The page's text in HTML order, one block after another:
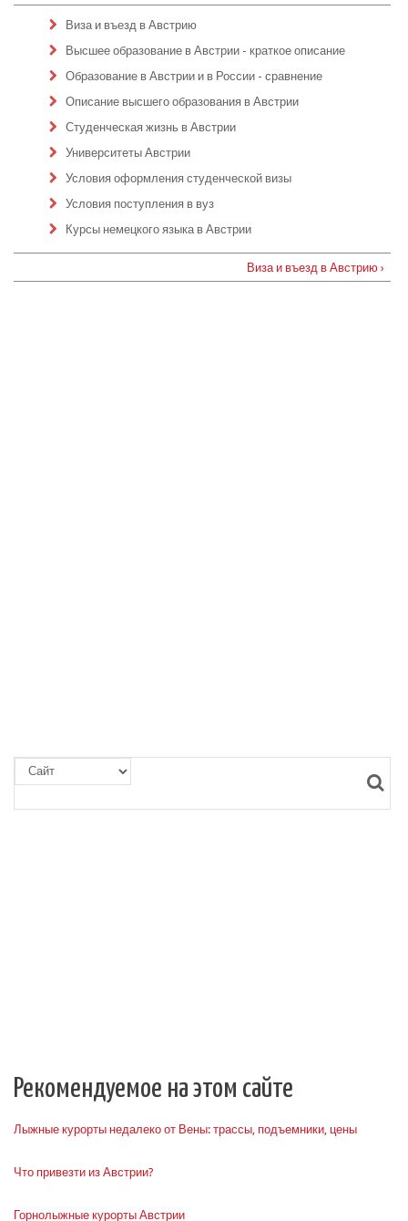
Виза и въезд в Австрию
Высшее образование в Австрии - краткое описание
Образование в Австрии и в России - сравнение
Описание высшего образования в Австрии
Студенческая жизнь в Австрии
Университеты Австрии
Условия оформления студенческой визы
Условия поступления в вуз
Курсы немецкого языка в Австрии
Виза и въезд в Австрию ›
Рекомендуемое на этом сайте
Лыжные курорты недалеко от Вены: трассы, подъемники, цены
Что привезти из Австрии?
Горнолыжные курорты Австрии